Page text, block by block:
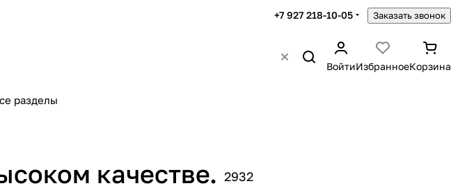
+7 927 218-10-05 Заказать звонок
ВойтиИзбранноеКорзина
разделы
качестве. 2932